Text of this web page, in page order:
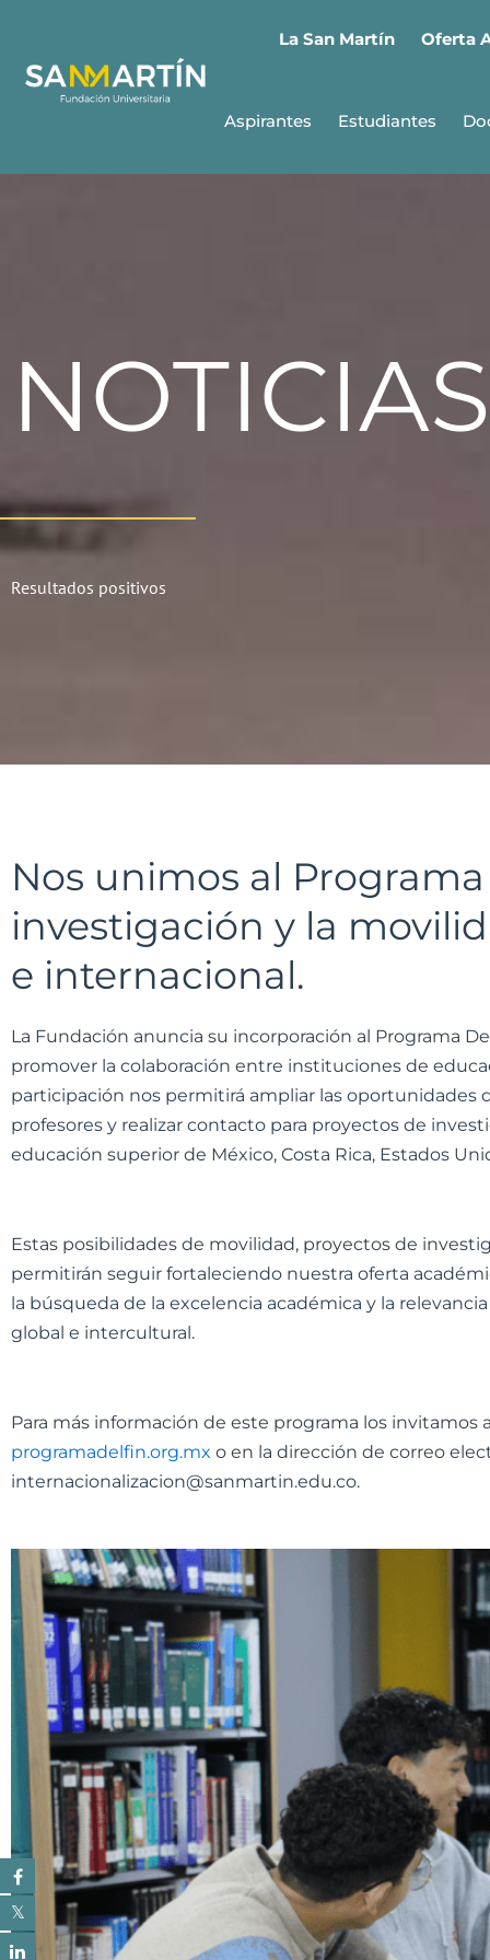
La San Martín Oferta
Aspirantes Estudiantes
NOTICIAS
Resultados positivos
Nos unimos al
investigación y la
e internacional.
La Fundación anuncia su incorporación al Programa
promover la colaboración entre instituciones de
participación nos permitirá ampliar las oportunidades
profesores y realizar contacto para proyectos de
educación superior de México, Costa Rica, Estados
Estas posibilidades de movilidad, proyectos de
permitirán seguir fortaleciendo nuestra oferta
la búsqueda de la excelencia académica y la
global e intercultural.
Para más información de este programa los invitamos
programadelfin.org.mx o en la dirección de correo
internacionalizacion@sanmartin.edu.co.